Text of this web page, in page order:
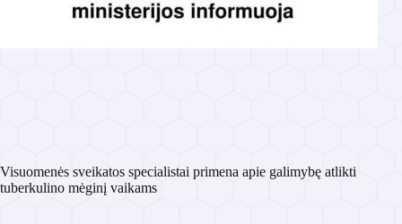
Visuomenės sveikatos specialistai primena apie galimybę atlikti
tuberkulino mėginį vaikams